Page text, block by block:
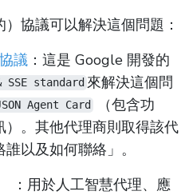
協議可以解決這個問題：
議 ：這是 Google 開發的
SSE standard 來解決這個問
Agent Card
（包含功
。其他代理商則取得該代
以及如何聯絡」。
：用於人工智慧代理、應